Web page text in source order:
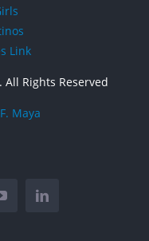
Link
Rights Reserved
Maya
YouTubeLinkedIn